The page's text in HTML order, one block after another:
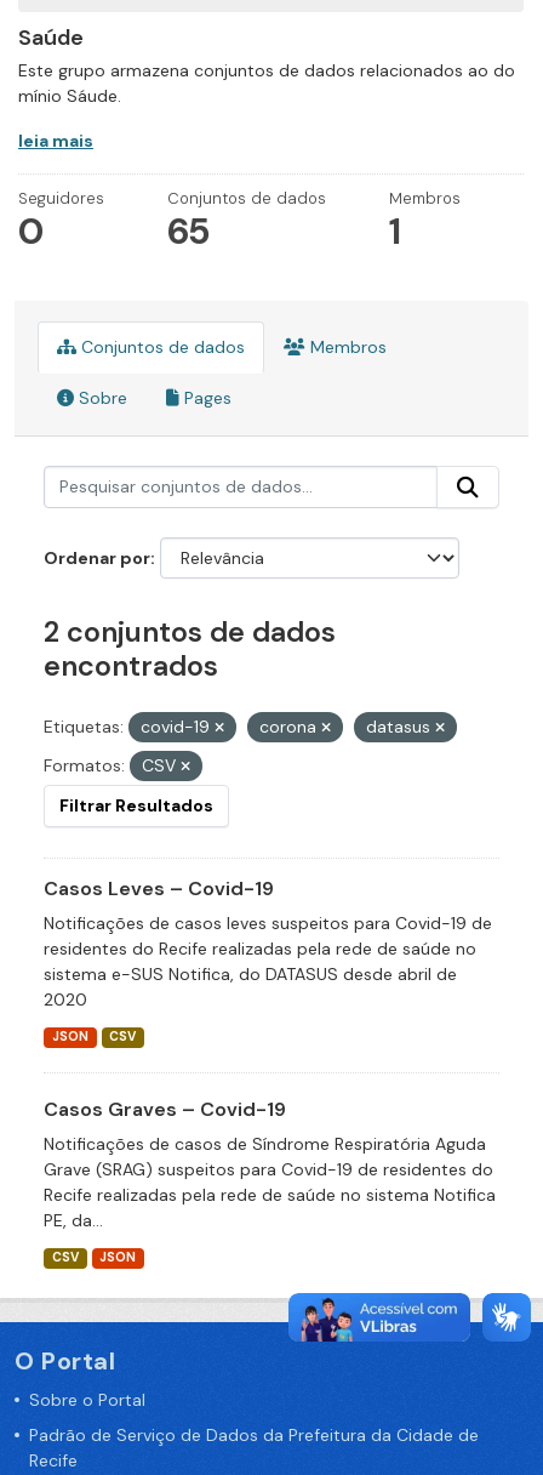
Saúde
Este grupo armazena conjuntos de dados relacionados ao do
mínio Sáude.
leia mais
Seguidores
0
Conjuntos de dados
65
Membros
1
Conjuntos de dados Membros
Sobre Pages
Ordenar por
2 conjuntos de dados
encontrados
Etiquetas: covid-19 corona
datasus
Formatos:
CSV
Filtrar Resultados
Casos Leves – Covid-19
Notificações de casos leves suspeitos para Covid-19 de
residentes do Recife realizadas pela rede de saúde no
sistema e-SUS Notifica, do DATASUS desde abril de
2020
JSON CSV
Casos Graves – Covid-19
Notificações de casos de Síndrome Respiratória Aguda
Grave (SRAG) suspeitos para Covid-19 de residentes do
Recife realizadas pela rede de saúde no sistema Notifica
PE, da...
CSV JSON
O Portal
Sobre o Portal
Padrão de Serviço de Dados da Prefeitura da Cidade de
Recife